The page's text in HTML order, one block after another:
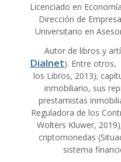
Licenciado en
Dirección de
Universitario en
Autor de libros y
Dialnet). Entre otros,
los Libros, 2013);
inmobiliario, sus
prestamistas
Reguladora de los
Wolters Kluwer,
criptomonedas
sistema